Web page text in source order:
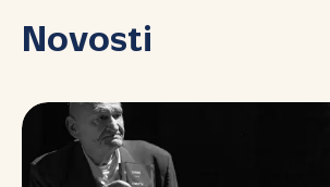
Novosti